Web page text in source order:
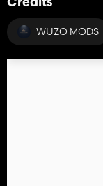
Crédits
WUZO MODS